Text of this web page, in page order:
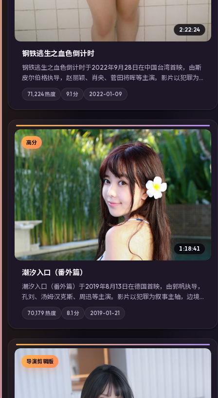
2:22:24
钢铁逃生之血色倒计时
钢铁逃生之血色倒计时于2022年9月28日在中国台湾首映，由斯
皮尔伯格执导，赵丽颖、肖央、菅田将晖等主演。影片以犯罪为
叙事主轴，失踪人口档案牵出跨国灰色产业链；摄影与配乐强化
地域气质；站内亦可通过「国产免费观看高清电视剧在线看」延
展检索同类型高分佳作，畅享高清在线追剧体验。
71,224热度 9.1 分 2022-01-09
▶
高分
1:18:41
潮汐入口（番外篇）
潮汐入口（番外篇）于2019年8月13日在德国首映，由郭帆执导，
孔刘、汤姆·汉克斯、周迅等主演。影片以犯罪为叙事主轴，边境
小镇的平静被一封匿名信彻底打破；摄影与配乐强化地域气质；
站内亦可通过「国产免费观看高清电视剧在线看」延展检索同类
型高分佳作，畅享高清在线追剧体验。
70,179 热度 8.1 分 2019-01-21
导演剪辑版